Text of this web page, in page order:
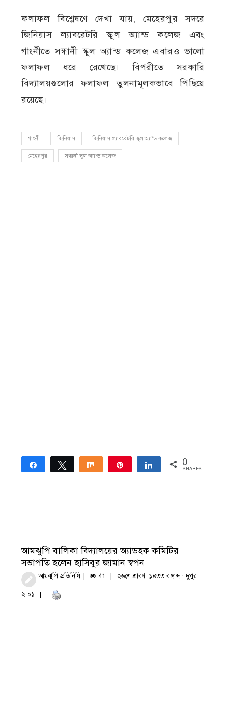
ফলাফল বিশ্লেষণে দেখা যায়, মেহেরপুর সদরে
জিনিয়াস ল্যাবরেটরি স্কুল অ্যান্ড কলেজ এবং
গাংনীতে সন্ধানী স্কুল অ্যান্ড কলেজ এবারও ভালো
ফলাফল ধরে রেখেছে। বিপরীতে সরকারি
বিদ্যালয়গুলোর ফলাফল তুলনামূলকভাবে পিছিয়ে
রয়েছে।
গাংনী জিনিয়াস জিনিয়াস ল্যাবরেটরি স্কুল অ্যান্ড কলেজ
মেহেরপুর সন্ধানী স্কুল অ্যান্ড কলেজ
Share Tweet Share Share 0
SHARES
আমঝুপি বালিকা বিদ্যালয়ের অ্যাডহক কমিটির
সভাপতি হলেন হাসিবুর জামান স্বপন
আমঝুপি প্রতিনিধি 41 ২৬শে শ্রাবণ, ১৪৩৩ বঙ্গাব্দ · দুপুর
২:০১